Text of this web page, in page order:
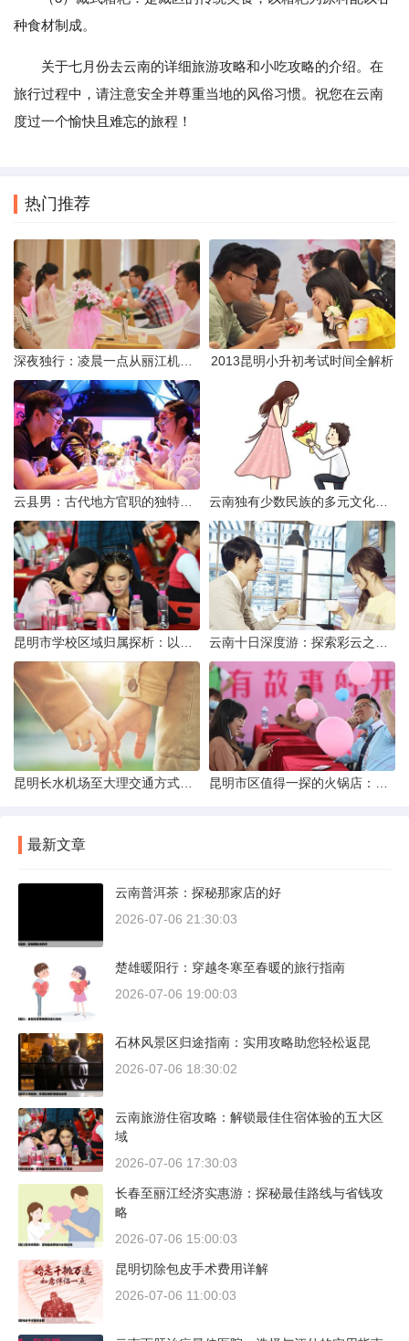
种食材制成。
关于七月份去云南的详细旅游攻略和小吃攻略的介绍。在
旅行过程中，请注意安全并尊重当地的风俗习惯。祝您在云南
度过一个愉快且难忘的旅程！
热门推荐
2013昆明小升初考试时间全解析
最新文章
云南普洱茶：探秘那家店的好
2026-07-06 21:30:03
楚雄暖阳行：穿越冬寒至春暖的旅行指南
2026-07-06 19:00:03
石林风景区归途指南：实用攻略助您轻松返昆
2026-07-06 18:30:02
云南旅游住宿攻略：解锁最佳住宿体验的五大区
域
2026-07-06 17:30:03
长春至丽江经济实惠游：探秘最佳路线与省钱攻
略
2026-07-06 15:00:03
昆明切除包皮手术费用详解
2026-07-06 11:00:03